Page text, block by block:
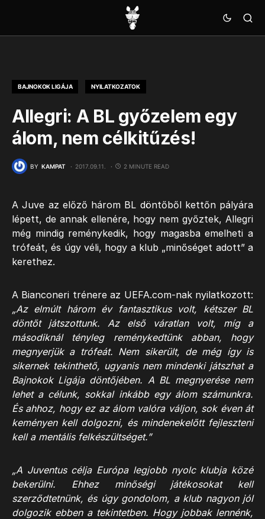
BAJNOKOK LIGÁJA NYILATKOZATOK
Allegri: A BL győzelem egy
álom, nem célkitűzés!
BY KAMPAT 2017.09.11. 2 MINUTE READ
A Juve az előző három BL döntőből kettőn pályára
lépett, de annak ellenére, hogy nem győztek, Allegri
még mindig reménykedik, hogy magasba emelheti a
trófeát, és úgy véli, hogy a klub „minőséget adott” a
kerethez.
A Bianconeri trénere az UEFA.com-nak nyilatkozott:
„Az elmúlt három év fantasztikus volt, kétszer BL
döntőt játszottunk. Az első váratlan volt, míg a
másodiknál tényleg reménykedtünk abban, hogy
megnyerjük a trófeát. Nem sikerült, de még így is
sikernek tekinthető, ugyanis nem mindenki játszhat a
Bajnokok Ligája döntőjében. A BL megnyerése nem
lehet a célunk, sokkal inkább egy álom számunkra.
És ahhoz, hogy ez az álom valóra váljon, sok éven át
keményen kell dolgozni, és mindenekelőtt fejleszteni
kell a mentális felkészültséget.”
„A Juventus célja Európa legjobb nyolc klubja közé
bekerülni. Ehhez minőségi játékosokat kell
szerződtetnünk, és úgy gondolom, a klub nagyon jól
dolgozik ebben a tekintetben. Hogy jobbak lennénk,